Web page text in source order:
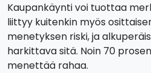
Kaupankäynti voi tuottaa
liittyy kuitenkin myös
menetyksen riski, ja
harkittava sitä. Noin 70
menettää rahaa.